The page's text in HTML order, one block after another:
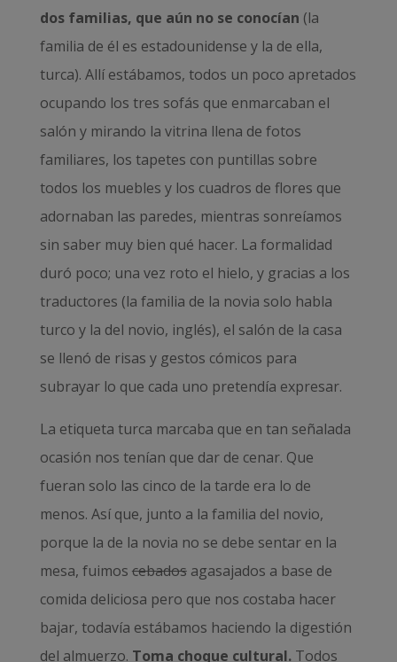
dos familias, que aún no se conocían (la
familia de él es estadounidense y la de ella,
turca). Allí estábamos, todos un poco apretados
ocupando los tres sofás que enmarcaban el
salón y mirando la vitrina llena de fotos
familiares, los tapetes con puntillas sobre
todos los muebles y los cuadros de flores que
adornaban las paredes, mientras sonreíamos
sin saber muy bien qué hacer. La formalidad
duró poco; una vez roto el hielo, y gracias a los
traductores (la familia de la novia solo habla
turco y la del novio, inglés), el salón de la casa
se llenó de risas y gestos cómicos para
subrayar lo que cada uno pretendía expresar.
La etiqueta turca marcaba que en tan señalada
ocasión nos tenían que dar de cenar. Que
fueran solo las cinco de la tarde era lo de
menos. Así que, junto a la familia del novio,
porque la de la novia no se debe sentar en la
mesa, fuimos cebadosagasajados a base de
comida deliciosa pero que nos costaba hacer
bajar, todavía estábamos haciendo la digestión
del almuerzo. Toma choque cultural.Todos